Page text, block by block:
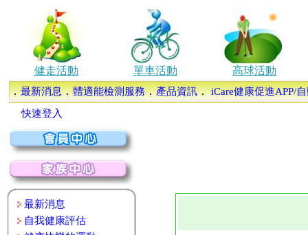
健走活動 單車活動
高球活動
．最新消息．體適能檢測服務．產品資訊．iCare健康促進APP/
快速登入
最新消息
自我健康評估